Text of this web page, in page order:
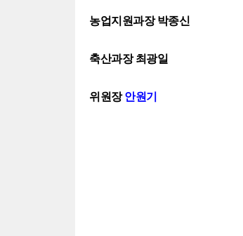
농업지원과장 박종신
축산과장 최광일
위원장안원기